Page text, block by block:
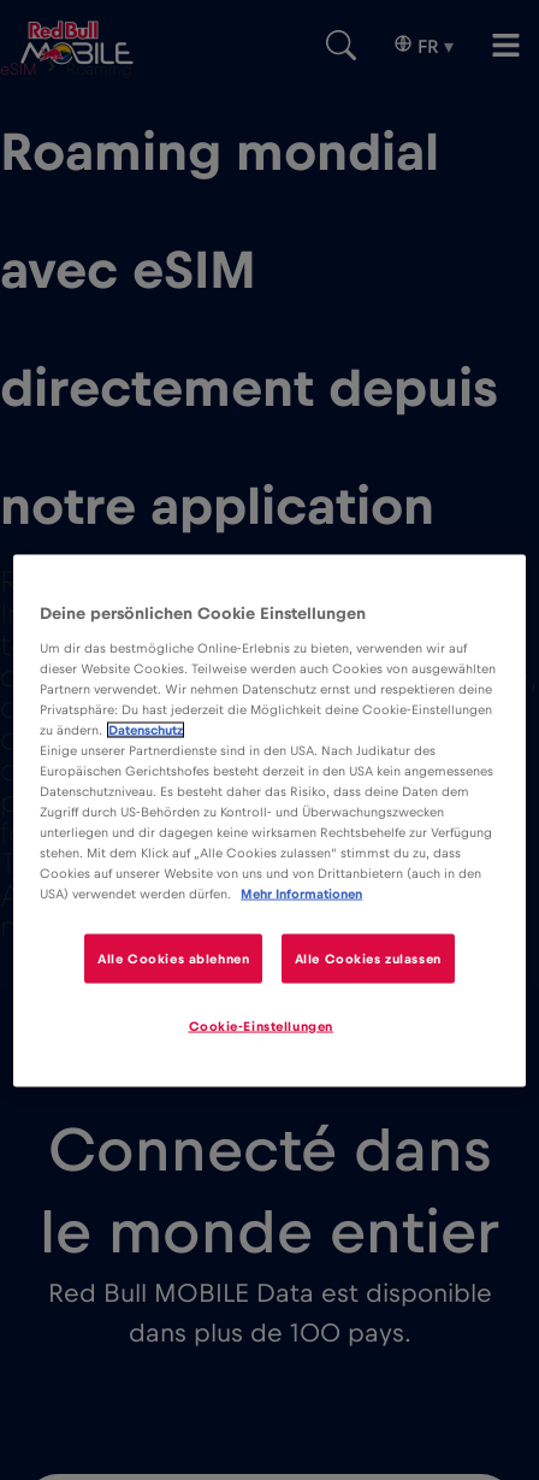
FR ▾
eSIM
Roaming mondial
avec eSIM
directement depuis
notre application
Internet basé sur une application qui
te permet de surfer sur Internet où
que tu sois. Que tu fasses du tourisme,
de l’escalade ou du surf, nous savons
ce que c’est que d’être privé
d’internet au moment où tu en as le
plus besoin. Il est facile à utiliser et
fonctionne dans plus de 100 pays.
Télécharge l’application iOS ou
Android et connecte-toi à l’internet
n’importe où, n’importe quand.
Connecté dans
le monde entier
Red Bull MOBILE Data est disponible
dans plus de 100 pays.
Deine persönlichen Cookie Einstellungen
Um dir das bestmögliche Online-Erlebnis zu bieten, verwenden wir auf
dieser Website Cookies. Teilweise werden auch Cookies von ausgewählten
Partnern verwendet. Wir nehmen Datenschutz ernst und respektieren deine
Privatsphäre: Du hast jederzeit die Möglichkeit deine Cookie-Einstellungen
zu ändern.
Datenschutz
Einige unserer Partnerdienste sind in den USA. Nach Judikatur des
Europäischen Gerichtshofes besteht derzeit in den USA kein angemessenes
Datenschutzniveau. Es besteht daher das Risiko, dass deine Daten dem
Zugriff durch US-Behörden zu Kontroll- und Überwachungszwecken
unterliegen und dir dagegen keine wirksamen Rechtsbehelfe zur Verfügung
stehen. Mit dem Klick auf „Alle Cookies zulassen“ stimmst du zu, dass
Cookies auf unserer Website von uns und von Drittanbietern (auch in den
USA) verwendet werden dürfen.
Mehr Informationen
Alle Cookies ablehnen Alle Cookies zulassen
Cookie-Einstellungen